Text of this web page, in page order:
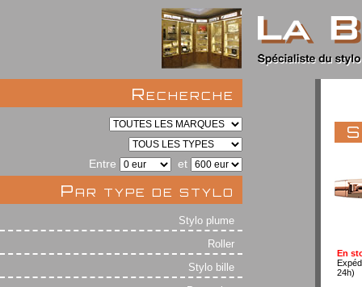
Recherche
Entre et
Par type de stylo
Stylo plume
Roller
Stylo bille
En
24h)